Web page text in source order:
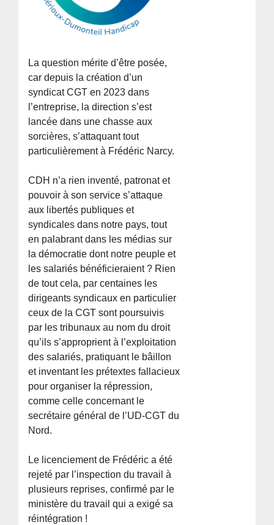
La question mérite d’être posée,
car depuis la création d’un
syndicat CGT en 2023 dans
l’entreprise, la direction s’est
lancée dans une chasse aux
sorcières, s’attaquant tout
particulièrement à Frédéric Narcy.
CDH n’a rien inventé, patronat et
pouvoir à son service s’attaque
aux libertés publiques et
syndicales dans notre pays, tout
en palabrant dans les médias sur
la démocratie dont notre peuple et
les salariés bénéficieraient ? Rien
de tout cela, par centaines les
dirigeants syndicaux en particulier
ceux de la CGT sont poursuivis
par les tribunaux au nom du droit
qu’ils s’approprient à l’exploitation
des salariés, pratiquant le bâillon
et inventant les prétextes fallacieux
pour organiser la répression,
comme celle concernant le
secrétaire général de l’UD-CGT du
Nord.
Le licenciement de Frédéric a été
rejeté par l’inspection du travail à
plusieurs reprises, confirmé par le
ministère du travail qui a exigé sa
réintégration !